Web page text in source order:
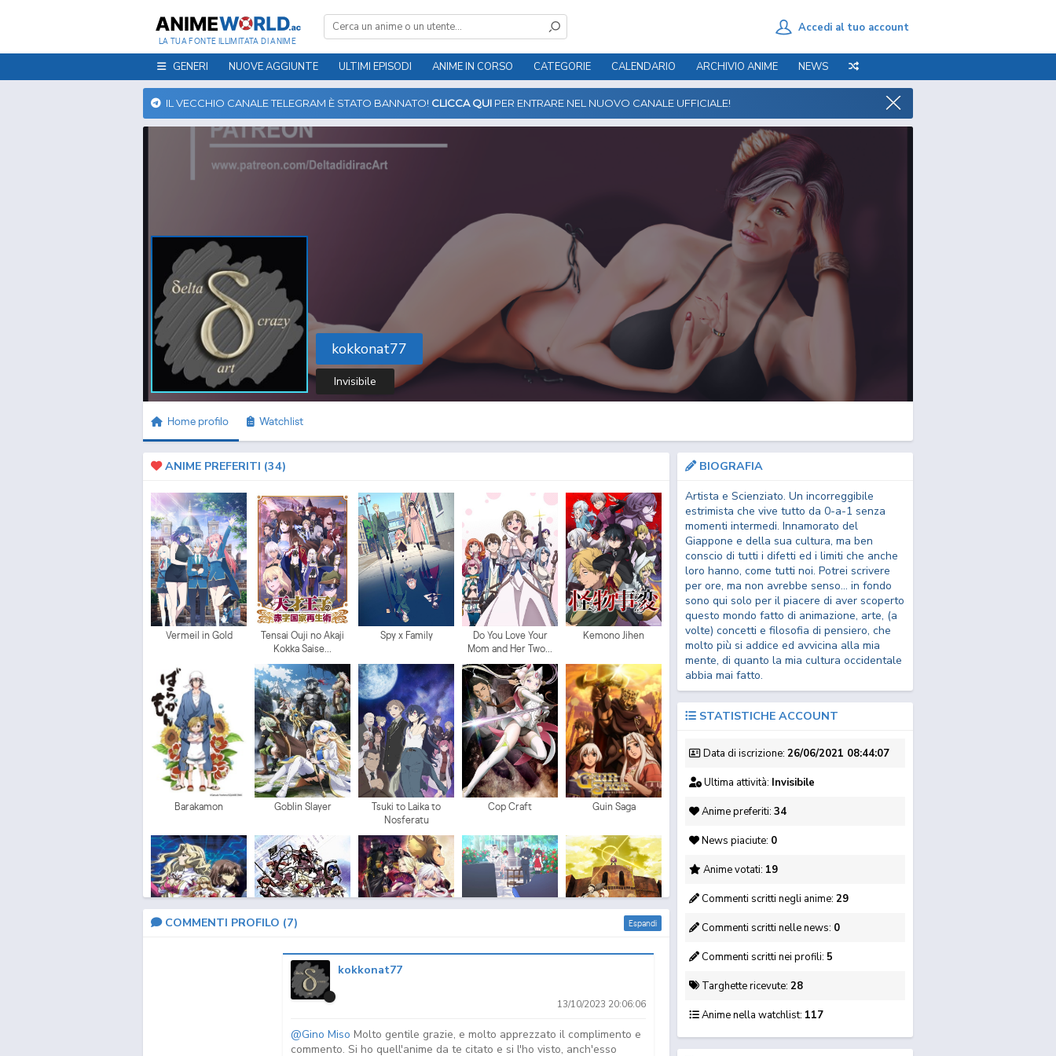
LA TUA FONTE ILLIMITATA DI ANIME
Accedi al tuo account
GENERI NUOVE AGGIUNTE ULTIMI EPISODI ANIME IN CORSO CATEGORIE CALENDARIO ARCHIVIO ANIME NEWS
IL VECCHIO CANALE TELEGRAM È STATO BANNATO! CLICCA QUI PER ENTRARE NEL NUOVO CANALE UFFICIALE!
kokkonat77
Invisibile
Home profilo Watchlist
ANIME PREFERITI (34)
Vermeil in Gold
Tensai Ouji no Akaji
Kokka Saise...
Spy x Family
Do You Love Your
Mom and Her Two...
Kemono Jihen
Barakamon Goblin Slayer
Tsuki to Laika to
Nosferatu
Cop Craft Guin Saga
Freezing
COMMENTI PROFILO (7) Espandi
kokkonat77
13/10/2023 20:06:06
@Gino Miso Molto gentile grazie, e molto apprezzato il complimento e
commento. Si ho quell'anime da te citato e si l'ho visto, anch'esso
BIOGRAFIA
Artista e Scienziato. Un incorreggibile
estrimista che vive tutto da 0-a-1 senza
momenti intermedi. Innamorato del
Giappone e della sua cultura, ma ben
conscio di tutti i difetti ed i limiti che anche
loro hanno, come tutti noi. Potrei scrivere
per ore, ma non avrebbe senso... in fondo
sono qui solo per il piacere di aver scoperto
questo mondo fatto di animazione, arte, (a
volte) concetti e filosofia di pensiero, che
molto più si addice ed avvicina alla mia
mente, di quanto la mia cultura occidentale
abbia mai fatto.
STATISTICHE ACCOUNT
Data di iscrizione: 26/06/2021 08:44:07
Ultima attività: Invisibile
Anime preferiti: 34
News piaciute: 0
Anime votati: 19
Commenti scritti negli anime: 29
Commenti scritti nelle news: 0
Commenti scritti nei profili: 5
Targhette ricevute: 28
Anime nella watchlist: 117